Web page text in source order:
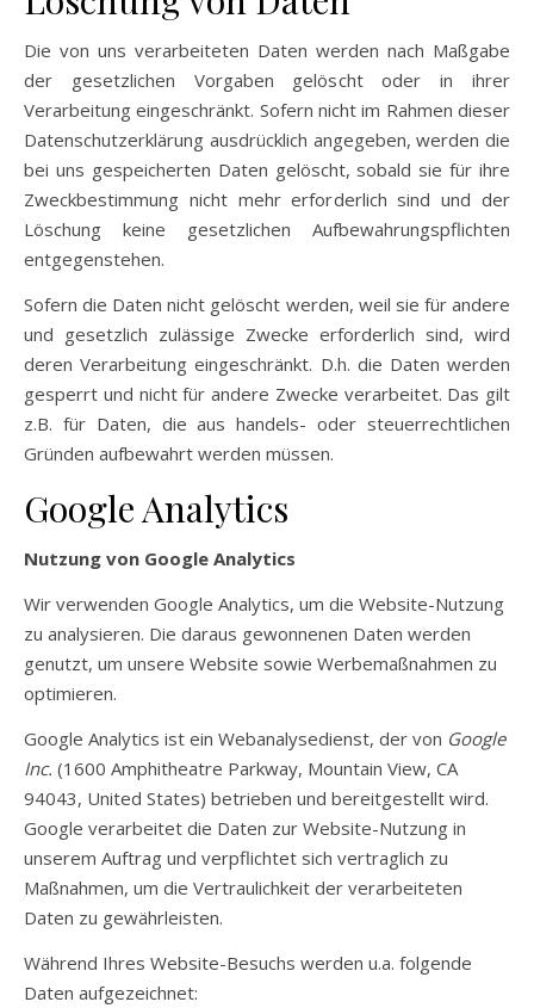
Die von uns verarbeiteten Daten werden nach Maßgabe
der gesetzlichen Vorgaben gelöscht oder in ihrer
Verarbeitung eingeschränkt. Sofern nicht im Rahmen dieser
Datenschutzerklärung ausdrücklich angegeben, werden die
bei uns gespeicherten Daten gelöscht, sobald sie für ihre
Zweckbestimmung nicht mehr erforderlich sind und der
Löschung keine gesetzlichen Aufbewahrungspflichten
entgegenstehen.
Sofern die Daten nicht gelöscht werden, weil sie für andere
und gesetzlich zulässige Zwecke erforderlich sind, wird
deren Verarbeitung eingeschränkt. D.h. die Daten werden
gesperrt und nicht für andere Zwecke verarbeitet. Das gilt
z.B. für Daten, die aus handels- oder steuerrechtlichen
Gründen aufbewahrt werden müssen.
Google Analytics
Nutzung von Google Analytics
Wir verwenden Google Analytics, um die Website-Nutzung
zu analysieren. Die daraus gewonnenen Daten werden
genutzt, um unsere Website sowie Werbemaßnahmen zu
optimieren.
Google Analytics ist ein Webanalysedienst, der von Google
Inc. (1600 Amphitheatre Parkway, Mountain View, CA
94043, United States) betrieben und bereitgestellt wird.
Google verarbeitet die Daten zur Website-Nutzung in
unserem Auftrag und verpflichtet sich vertraglich zu
Maßnahmen, um die Vertraulichkeit der verarbeiteten
Daten zu gewährleisten.
Während Ihres Website-Besuchs werden u.a. folgende
Daten aufgezeichnet: